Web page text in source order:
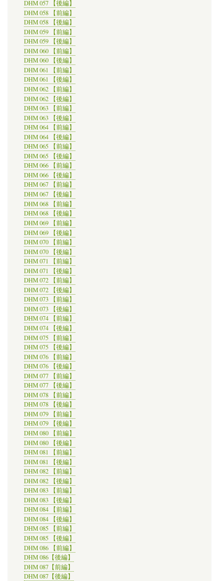
DHM 057 【後編】
DHM 058 【前編】
DHM 058 【後編】
DHM 059 【前編】
DHM 059 【後編】
DHM 060 【前編】
DHM 060 【後編】
DHM 061 【前編】
DHM 061 【後編】
DHM 062 【前編】
DHM 062 【後編】
DHM 063 【前編】
DHM 063 【後編】
DHM 064 【前編】
DHM 064 【後編】
DHM 065 【前編】
DHM 065 【後編】
DHM 066 【前編】
DHM 066 【後編】
DHM 067 【前編】
DHM 067 【後編】
DHM 068 【前編】
DHM 068 【後編】
DHM 069 【前編】
DHM 069 【後編】
DHM 070 【前編】
DHM 070 【後編】
DHM 071 【前編】
DHM 071 【後編】
DHM 072 【前編】
DHM 072 【後編】
DHM 073 【前編】
DHM 073 【後編】
DHM 074 【前編】
DHM 074 【後編】
DHM 075 【前編】
DHM 075 【後編】
DHM 076 【前編】
DHM 076 【後編】
DHM 077 【前編】
DHM 077 【後編】
DHM 078 【前編】
DHM 078 【後編】
DHM 079 【前編】
DHM 079 【後編】
DHM 080 【前編】
DHM 080 【後編】
DHM 081 【前編】
DHM 081 【後編】
DHM 082 【前編】
DHM 082 【後編】
DHM 083 【前編】
DHM 083 【後編】
DHM 084 【前編】
DHM 084 【後編】
DHM 085 【前編】
DHM 085 【後編】
DHM 086 【前編】
DHM 086【後編】
DHM 087【前編】
DHM 087【後編】